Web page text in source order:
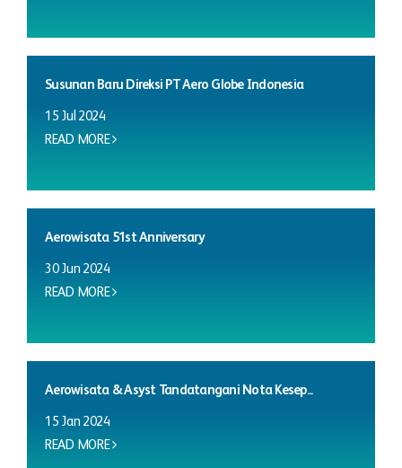
Susunan Baru Direksi PT Aero Globe Indonesia
15 Jul 2024
READ MORE
Aerowisata 51st Anniversary
30 Jun 2024
READ MORE
Aerowisata & Asyst Tandatangani Nota Kesep...
15 Jan 2024
READ MORE